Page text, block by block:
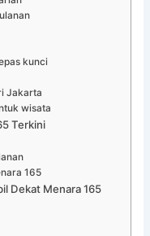
kunci
Jakarta
wisata
Terkini
165
Dekat Menara 165